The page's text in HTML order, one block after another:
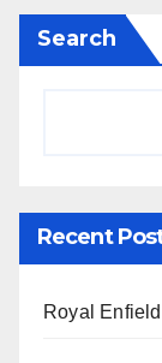
Search
Recent
Royal